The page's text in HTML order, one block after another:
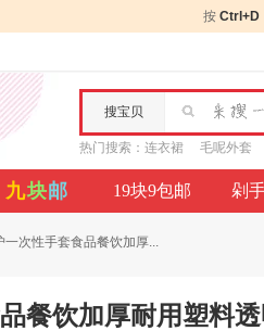
按 Ctrl+D
搜宝贝
热门搜索： 连衣裙 毛呢外套
九块邮 19块9包邮 剁
一次性手套食品餐饮加厚...
餐饮加厚耐用塑料